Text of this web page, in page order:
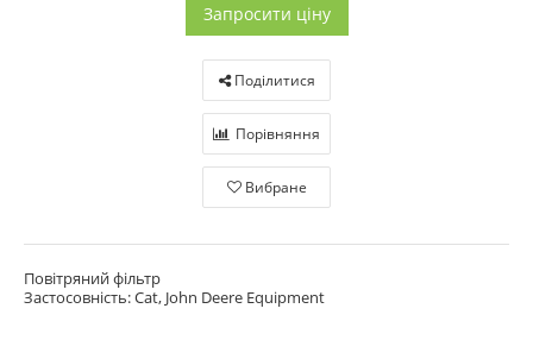
Запросити ціну
Поділитися
Порівняння
Вибране
Повітряний фільтр
Застосовність: Cat, John Deere Equipment